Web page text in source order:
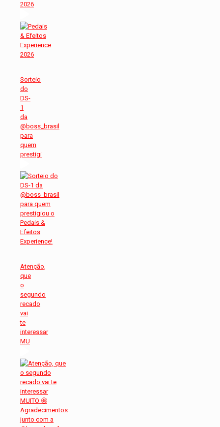
2026
Sorteio
do
DS-
1
da
@boss_brasil
para
quem
prestigi
Atenção,
que
o
segundo
recado
vai
te
interessar
MU